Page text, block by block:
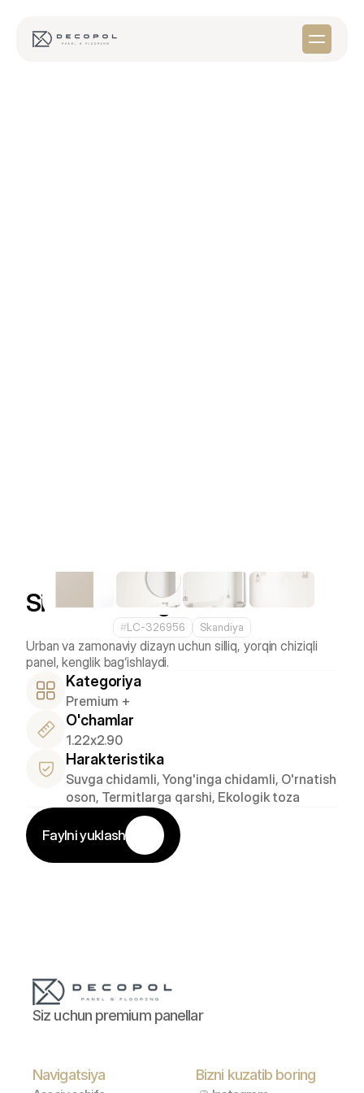
Silver Moonlight
#LC-326956 Skandiya
Urban va zamonaviy dizayn uchun silliq, yorqin chiziqli
Kategoriya
Premium +
O'chamlar
1.22x2.90
Harakteristika
Suvga chidamli, Yong'inga chidamli, O'rnatish
oson, Termitlarga qarshi, Ekologik toza
Faylni yuklash
Siz uchun premium panellar
Navigatsiya Bizni kuzatib boring